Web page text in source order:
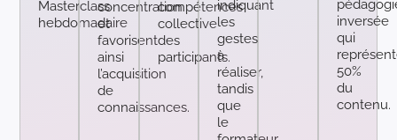
Masterclass
hebdomadaire
concentration
et
favorisent
ainsi
l’acquisition
de
connaissances.
compétences
collective
des
participants.
indiquant
les
gestes
à
réaliser,
tandis
que
le
inversée
qui
50%
du
contenu.